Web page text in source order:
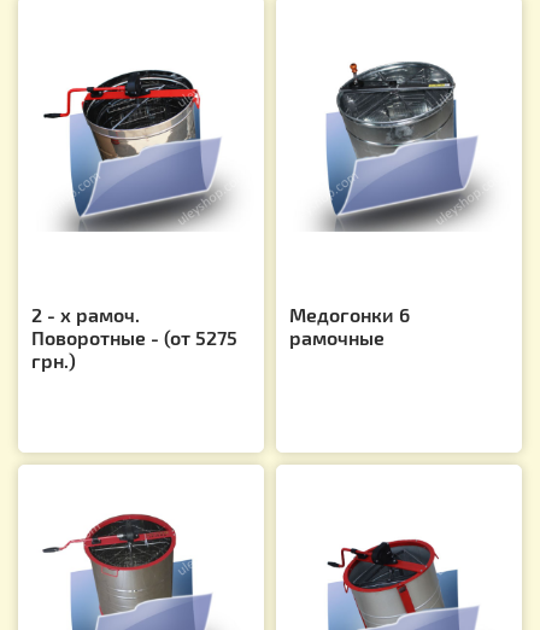
2 - х рамоч.
Поворотные - (от 5275
грн.)
Медогонки 6
рамочные